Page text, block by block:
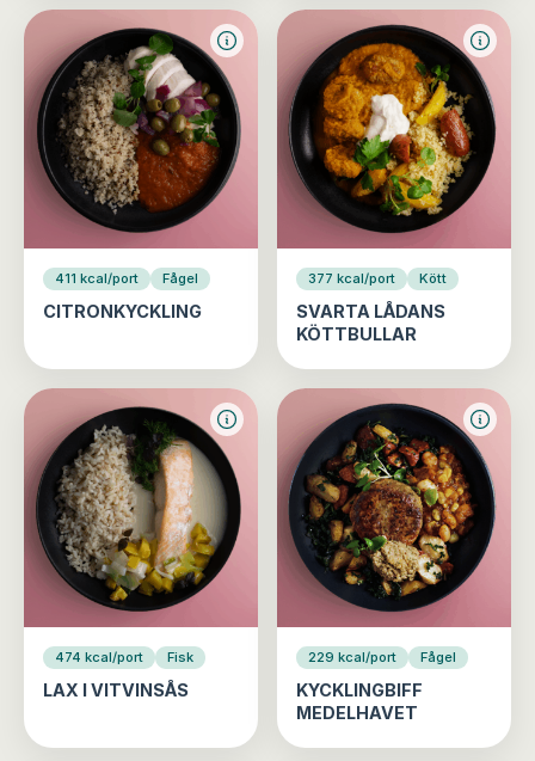
411 kcal/port Fågel
CITRONKYCKLING
377 kcal/port Kött
SVARTA LÅDANS
KÖTTBULLAR
474 kcal/port Fisk
LAX I VITVINSÅS
229 kcal/port Fågel
KYCKLINGBIFF
MEDELHAVET